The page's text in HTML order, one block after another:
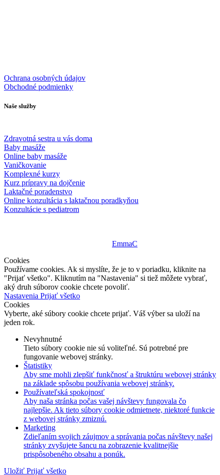
Ochrana osobných údajov
Obchodné podmienky
Naše služby
Zdravotná sestra u vás doma
Baby masáže
Online baby masáže
Vaničkovanie
Komplexné kurzy
Kurz prípravy na dojčenie
Laktačné poradenstvo
Online konzultácia s laktačnou poradkyňou
Konzultácie s pediatrom
EmmaC
Cookies
Používame cookies. Ak si myslíte, že je to v poriadku, kliknite na
"Prijať všetko". Kliknutím na "Nastavenia" si tiež môžete vybrať,
aký druh súborov cookie chcete povoliť.
Nastavenia Prijať všetko
Cookies
Vyberte, aké súbory cookie chcete prijať. Váš výber sa uloží na
jeden rok.
Nevyhnutné
Tieto súbory cookie nie sú voliteľné. Sú potrebné pre
fungovanie webovej stránky.
Štatistiky
Aby sme mohli zlepšiť funkčnosť a štruktúru webovej stránky
na základe spôsobu používania webovej stránky.
Používateľská spokojnosť
Aby naša stránka počas vašej návštevy fungovala čo
najlepšie. Ak tieto súbory cookie odmietnete, niektoré funkcie
z webovej stránky zmiznú.
Marketing
Zdieľaním svojich záujmov a správania počas návštevy našej
stránky zvyšujete šancu na zobrazenie kvalitnejšie
prispôsobeného obsahu a ponúk.
Uložiť Prijať všetko